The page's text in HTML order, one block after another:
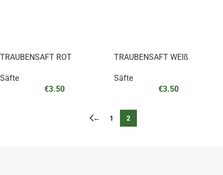
TRAUBENSAFT ROT
Säfte
€3.50
TRAUBENSAFT WEIß
Säfte
€3.50
← 1 2